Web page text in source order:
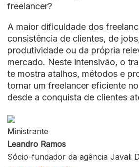
freelancer?
A maior dificuldade dos
consistência de clientes, de
produtividade ou da própria
mercado. Neste intensivão, o
te mostra atalhos, métodos e
tornar um freelancer eficiente
desde a conquista de clientes
Ministrante
Leandro Ramos
Sócio-fundador da agência Javali